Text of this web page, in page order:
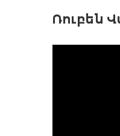
Ռուբեն